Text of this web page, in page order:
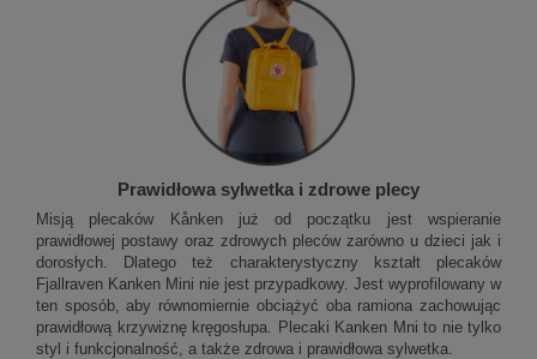
Prawidłowa sylwetka i zdrowe plecy
Misją plecaków Kånken już od początku jest wspieranie
prawidłowej postawy oraz zdrowych pleców zarówno u dzieci jak i
dorosłych. Dlatego też charakterystyczny kształt plecaków
Fjallraven Kanken Mini nie jest przypadkowy. Jest wyprofilowany w
ten sposób, aby równomiernie obciążyć oba ramiona zachowując
prawidłową krzywiznę kręgosłupa. Plecaki Kanken Mni to nie tylko
styl i funkcjonalność, a także zdrowa i prawidłowa sylwetka.